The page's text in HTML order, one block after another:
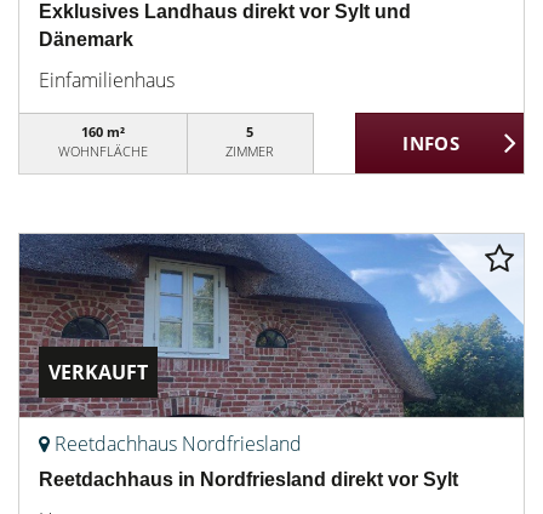
Exklusives Landhaus direkt vor Sylt und
Dänemark
Einfamilienhaus
160 m²
WOHNFLÄCHE
5
ZIMMER
VERKAUFT
Reetdachhaus Nordfriesland
Reetdachhaus in Nordfriesland direkt vor Sylt